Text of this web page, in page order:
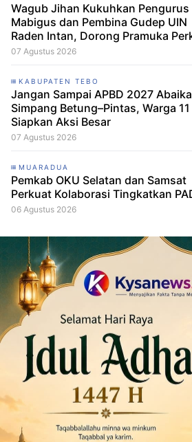
Wagub Jihan Kukuhkan Pengurus
Mabigus dan Pembina Gudep UIN
Raden Intan, Dorong Pramuka
Karakter Generasi Muda
07 Agustus 2026
KABUPATEN TEBO
Jangan Sampai APBD 2027
Simpang Betung–Pintas, Warga 11
Siapkan Aksi Besar
07 Agustus 2026
MUARADUA
Pemkab OKU Selatan dan Samsat
Perkuat Kolaborasi Tingkatkan
06 Agustus 2026